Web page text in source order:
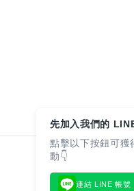
先加入我們的
點擊以下按鈕可獲
動👇
連結 LINE 帳號